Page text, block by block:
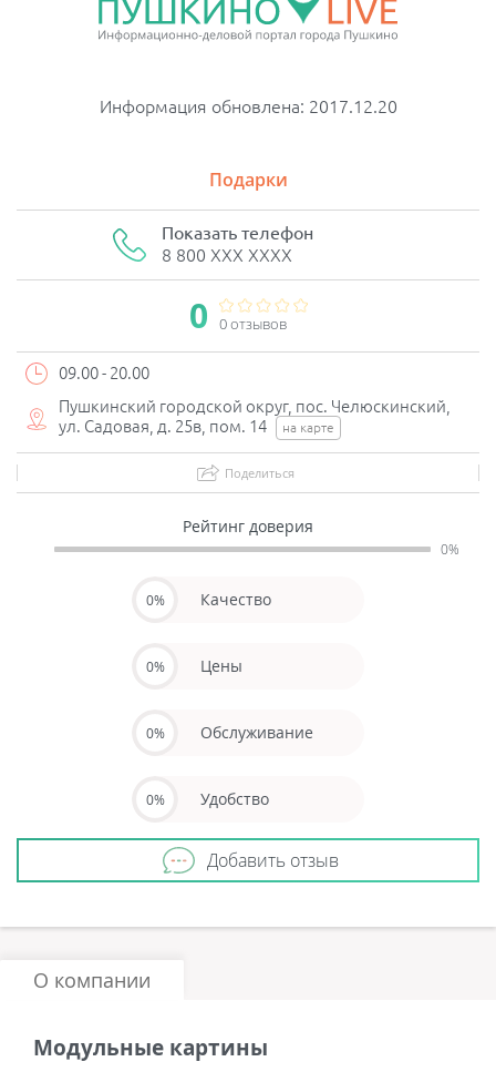
Информация обновлена: 2017.12.20
Подарки
Показать телефон
8 800 XXX XXXX
0 0 отзывов
09.00 - 20.00
Пушкинский городской округ, пос. Челюскинский,
ул. Садовая, д. 25в, пом. 14
на карте
Поделиться
Рейтинг доверия
0%
0% Качество
0% Цены
0% Обслуживание
0% Удобство
Добавить отзыв
О компании
Модульные картины